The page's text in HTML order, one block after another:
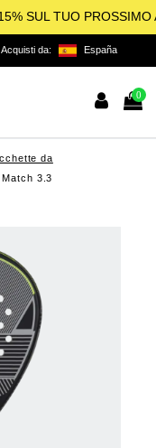
SUL TUO PROSSIMO
Acquisti da: España
0
da
3.3